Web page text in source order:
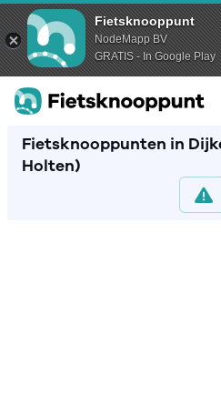
Fietsknooppunt
NodeMapp BV
GRATIS - In Google Play
Fietsknooppunten in
Holten)